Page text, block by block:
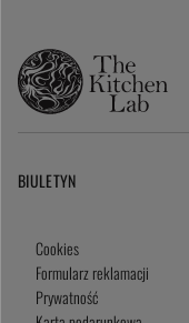
BIULETYN
Cookies
Formularz reklamacji
Prywatność